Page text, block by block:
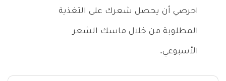
احرصي أن يحصل شعرك على التغذية
المطلوبة من خلال ماسك الشعر
الأسبوعي.